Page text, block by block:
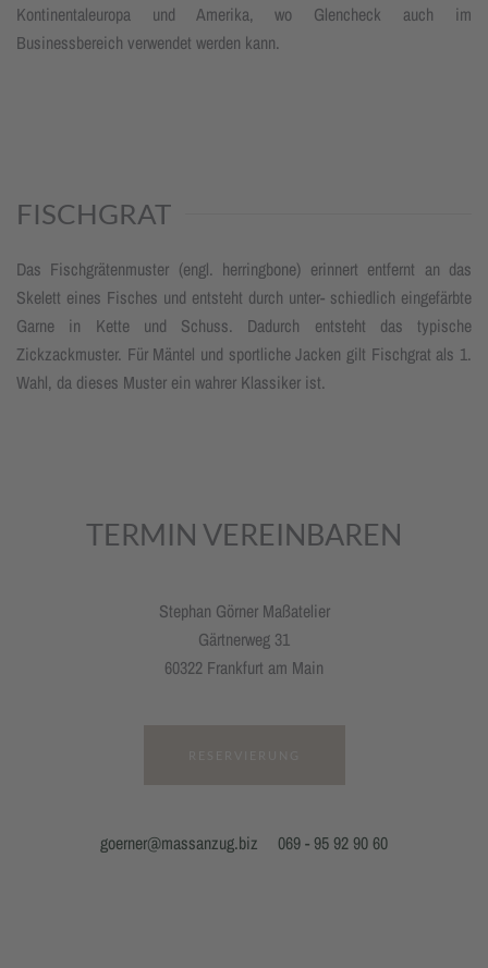
Kontinentaleuropa und Amerika, wo Glencheck auch im
Businessbereich verwendet werden kann.
FISCHGRAT
Das Fischgrätenmuster (engl. herringbone) erinnert entfernt an das
Skelett eines Fisches und entsteht durch unter- schiedlich eingefärbte
Garne in Kette und Schuss. Dadurch entsteht das typische
Zickzackmuster. Für Mäntel und sportliche Jacken gilt Fischgrat als 1.
Wahl, da dieses Muster ein wahrer Klassiker ist.
TERMIN VEREINBAREN
Stephan Görner Maßatelier
Gärtnerweg 31
60322 Frankfurt am Main
goerner@massanzug.biz 069 - 95 92 90 60